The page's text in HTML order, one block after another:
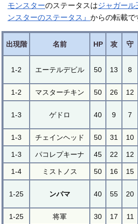
モンスターのステータスはジャガール
ンスターのステータス』からの転載で
出現階 名前 HP 攻 守
1-2 エーテルデビル 50 13 8
1-2 マスターチキン 50 26 12
1-3 ゲドロ 40 9 7
1-3 チェインヘッド 50 31 10
1-3 パコレプキーナ 45 22 12
1-4 ミストノス 50 16 15
1-25 ンバマ 40 55 20
1-25 将軍 30 17 11